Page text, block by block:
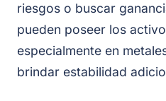
riesgos o buscar
pueden poseer los
especialmente en
brindar estabilidad